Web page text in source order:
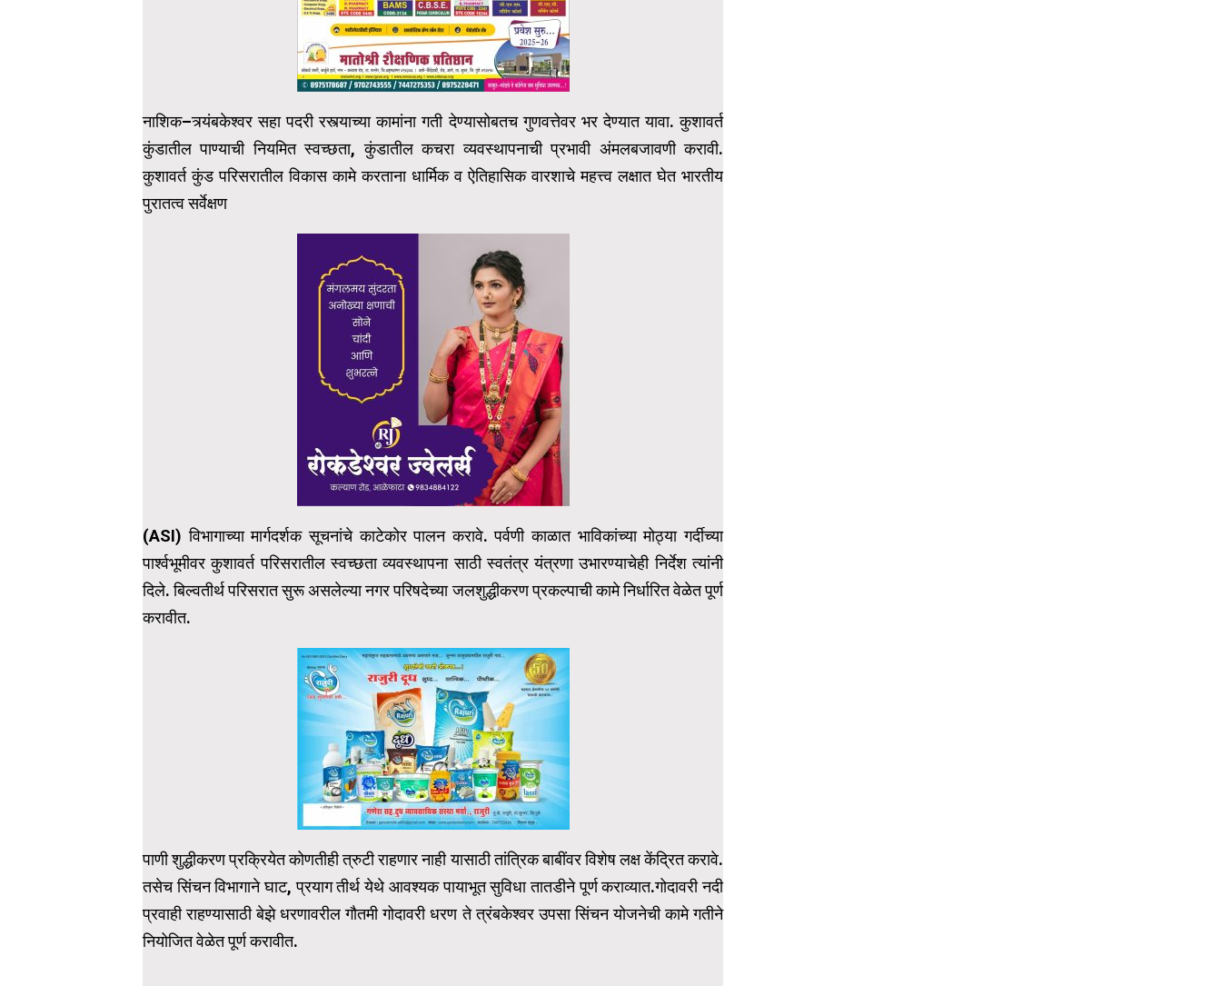
नाशिक–त्र्यंबकेश्वर सहा पदरी रस्त्याच्या कामांना गती देण्यासोबतच गुणवत्तेवर भर देण्यात यावा. कुशावर्त
कुंडातील पाण्याची नियमित स्वच्छता, कुंडातील कचरा व्यवस्थापनाची प्रभावी अंमलबजावणी करावी.
कुशावर्त कुंड परिसरातील विकास कामे करताना धार्मिक व ऐतिहासिक वारशाचे महत्त्व लक्षात घेत भारतीय
पुरातत्व सर्वेक्षण
(ASI) विभागाच्या मार्गदर्शक सूचनांचे काटेकोर पालन करावे. पर्वणी काळात भाविकांच्या मोठ्या गर्दीच्या
पार्श्वभूमीवर कुशावर्त परिसरातील स्वच्छता व्यवस्थापना साठी स्वतंत्र यंत्रणा उभारण्याचेही निर्देश त्यांनी
दिले. बिल्वतीर्थ परिसरात सुरू असलेल्या नगर परिषदेच्या जलशुद्धीकरण प्रकल्पाची कामे निर्धारित वेळेत पूर्ण
करावीत.
पाणी शुद्धीकरण प्रक्रियेत कोणतीही त्रुटी राहणार नाही यासाठी तांत्रिक बाबींवर विशेष लक्ष केंद्रित करावे.
तसेच सिंचन विभागाने घाट, प्रयाग तीर्थ येथे आवश्यक पायाभूत सुविधा तातडीने पूर्ण कराव्यात.गोदावरी नदी
प्रवाही राहण्यासाठी बेझे धरणावरील गौतमी गोदावरी धरण ते त्रंबकेश्वर उपसा सिंचन योजनेची कामे गतीने
नियोजित वेळेत पूर्ण करावीत.